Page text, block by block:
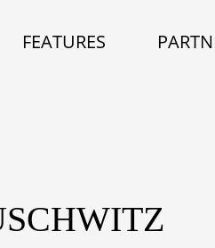
FEATURES